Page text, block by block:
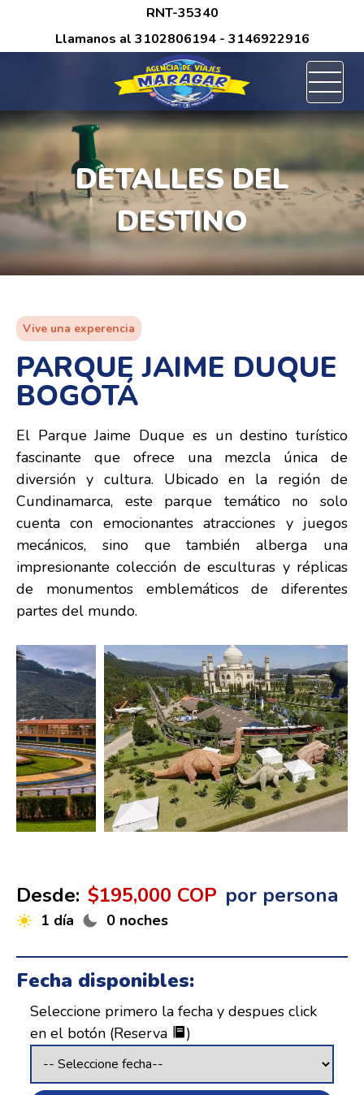
RNT-35340
Llamanos al 3102806194 - 3146922916
DETALLES DEL
DESTINO
Vive una experencia
PARQUE JAIME DUQUE
BOGOTÁ
El Parque Jaime Duque es un destino turístico
fascinante que ofrece una mezcla única de
diversión y cultura. Ubicado en la región de
Cundinamarca, este parque temático no solo
cuenta con emocionantes atracciones y juegos
mecánicos, sino que también alberga una
impresionante colección de esculturas y réplicas
de monumentos emblemáticos de diferentes
partes del mundo.
Desde: $195,000 COP por persona
1 día 0 noches
Fecha disponibles:
Seleccione primero la fecha y despues click
en el botón (Reserva
)